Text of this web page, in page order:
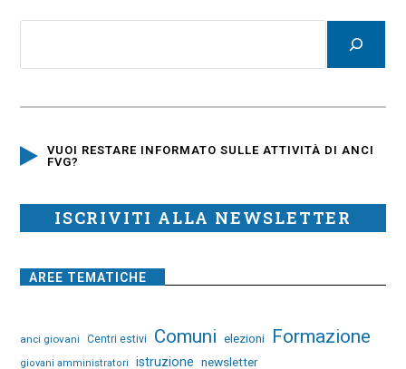
VUOI RESTARE INFORMATO SULLE ATTIVITÀ DI ANCI
FVG?
ISCRIVITI ALLA NEWSLETTER
AREE TEMATICHE
anci giovani Centri estivi Comuni elezioni Formazione
giovani amministratori istruzione newsletter